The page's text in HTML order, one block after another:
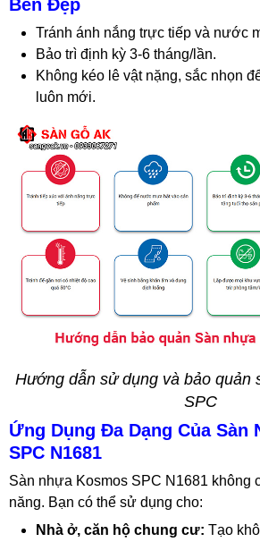
Bền Đẹp
Tránh ánh nắng trực tiếp và nước
Bảo trì định kỳ 3-6 tháng/lần.
Không kéo lê vật nặng, sắc nhọn
luôn mới.
Hướng dẫn sử dụng và bảo quản
SPC
Ứng Dụng Đa Dạng Của Sàn
SPC N1681
Sàn nhựa Kosmos SPC N1681 không
năng. Bạn có thể sử dụng cho:
Nhà ở, căn hộ chung cư: Tạo